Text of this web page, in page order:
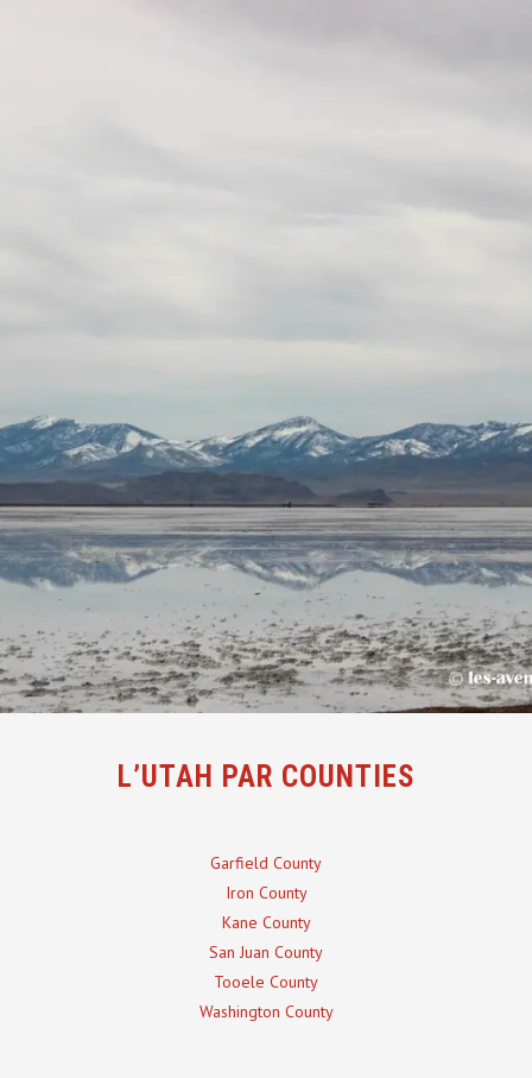
L’UTAH PAR COUNTIES
Garfield County
Iron County
Kane County
San Juan County
Tooele County
Washington County